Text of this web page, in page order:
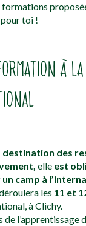
formations
toi !
À
destination des
elle est
camp à
les 11 et
à Clichy.
l’apprentissage